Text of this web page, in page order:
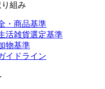
組み
・商品基準
活雑貨選定基準
物基準
イドライン